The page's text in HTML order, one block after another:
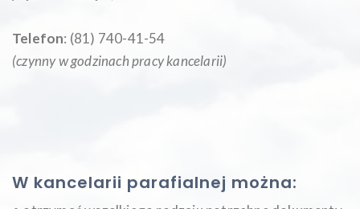
Telefon: (81) 740-41-54
(czynny w godzinach pracy kancelarii)
W kancelarii parafialnej można: